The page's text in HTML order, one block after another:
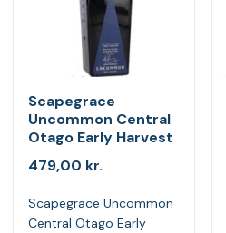
Scapegrace
Uncommon Central
Otago Early Harvest
479,00 kr.
Scapegrace Uncommon
Central Otago Early